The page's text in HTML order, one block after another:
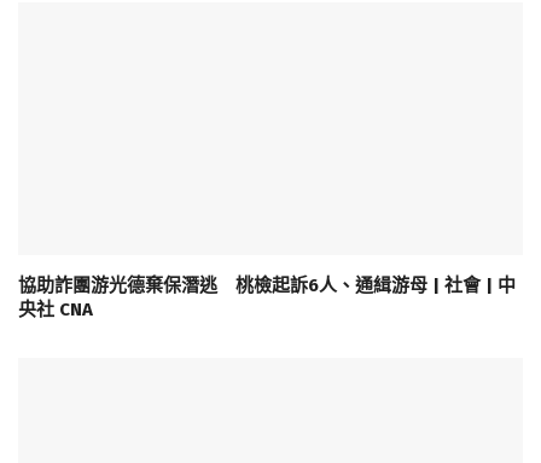
協助詐團游光德棄保潛逃 桃檢起訴6人、通緝游母 | 社會 | 中
央社 CNA